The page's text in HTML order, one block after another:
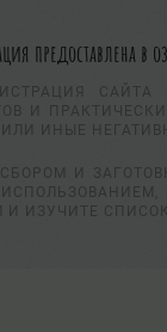
предоставлена в
САЙТА
И
ИНЫЕ
И
И ИЗУЧИТЕ